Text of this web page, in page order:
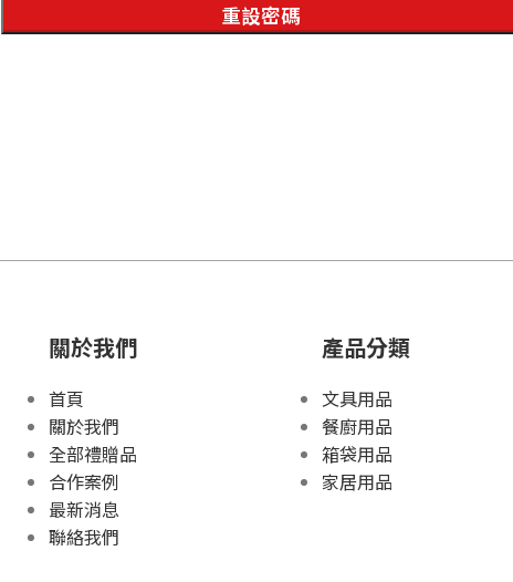
重設密碼
關於我們
首頁
關於我們
全部禮贈品
合作案例
最新消息
聯絡我們
產品分類
文具用品
餐廚用品
箱袋用品
家居用品